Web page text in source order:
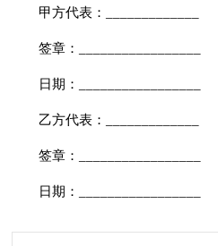
甲方代表：_____________
签章：_________________
日期：_________________
乙方代表：_____________
签章：_________________
日期：_________________